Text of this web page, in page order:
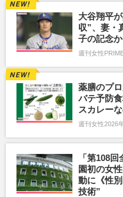
大谷翔平
収”、妻・
子の記念
週刊女性
薬膳のプ
バテ予防
スカレー
週刊女性2026
「第108
園初の女
動に《性
技術”